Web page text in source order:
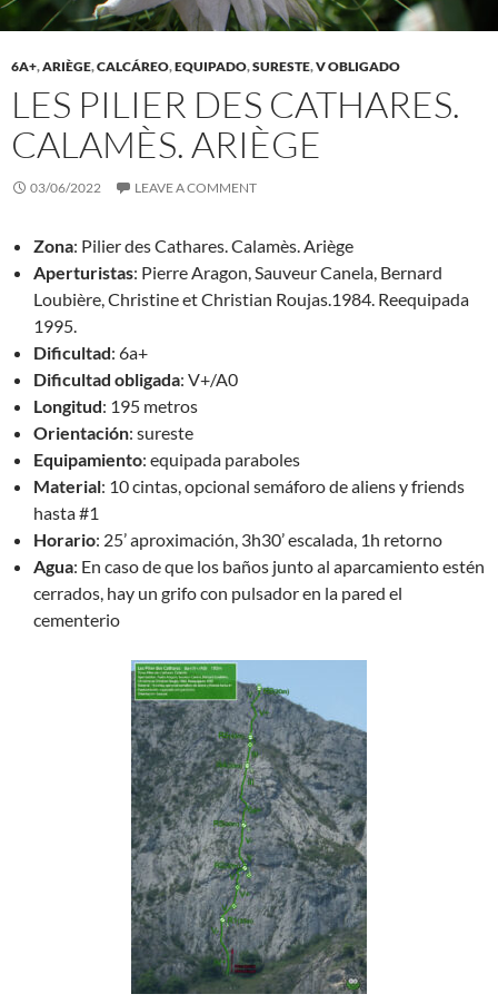
6A+,ARIÈGE,CALCÁREO,EQUIPADO,SURESTE,V OBLIGADO
LES PILIER DES CATHARES.
CALAMÈS. ARIÈGE
03/06/2022 LEAVE A COMMENT
Zona: Pilier des Cathares. Calamès. Ariège
Aperturistas: Pierre Aragon, Sauveur Canela, Bernard
Loubière, Christine et Christian Roujas.1984. Reequipada
1995.
Dificultad: 6a+
Dificultad obligada: V+/A0
Longitud: 195 metros
Orientación: sureste
Equipamiento: equipada paraboles
Material: 10 cintas, opcional semáforo de aliens y friends
hasta #1
Horario: 25’ aproximación, 3h30’ escalada, 1h retorno
Agua: En caso de que los baños junto al aparcamiento estén
cerrados, hay un grifo con pulsador en la pared el
cementerio